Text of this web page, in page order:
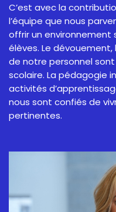
C’est avec la
l’équipe que nous
offrir un
élèves. Le
de notre personnel
scolaire. La pédagogie
activités
nous sont confiés de
pertinentes.